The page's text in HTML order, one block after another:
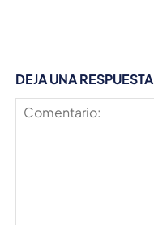
DEJA UNA RESPUESTA